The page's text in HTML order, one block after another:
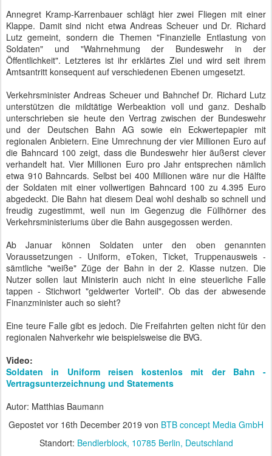
Annegret Kramp-Karrenbauer schlägt hier zwei Fliegen mit einer
Klappe. Damit sind nicht etwa Andreas Scheuer und Dr. Richard
Lutz gemeint, sondern die Themen "Finanzielle Entlastung von
Soldaten" und "Wahrnehmung der Bundeswehr in der
Öffentlichkeit". Letzteres ist ihr erklärtes Ziel und wird seit ihrem
Amtsantritt konsequent auf verschiedenen Ebenen umgesetzt.
Verkehrsminister Andreas Scheuer und Bahnchef Dr. Richard Lutz
unterstützen die mildtätige Werbeaktion voll und ganz. Deshalb
unterschrieben sie heute den Vertrag zwischen der Bundeswehr
und der Deutschen Bahn AG sowie ein Eckwertepapier mit
regionalen Anbietern. Eine Umrechnung der vier Millionen Euro auf
die Bahncard 100 zeigt, dass die Bundeswehr hier äußerst clever
verhandelt hat. Vier Millionen Euro pro Jahr entsprechen nämlich
etwa 910 Bahncards. Selbst bei 400 Millionen wäre nur die Hälfte
der Soldaten mit einer vollwertigen Bahncard 100 zu 4.395 Euro
abgedeckt. Die Bahn hat diesem Deal wohl deshalb so schnell und
freudig zugestimmt, weil nun im Gegenzug die Füllhörner des
Verkehrsministeriums über die Bahn ausgegossen werden.
Ab Januar können Soldaten unter den oben genannten
Voraussetzungen - Uniform, eToken, Ticket, Truppenausweis -
sämtliche "weiße" Züge der Bahn in der 2. Klasse nutzen. Die
Nutzer sollen laut Ministerin auch nicht in eine steuerliche Falle
tappen - Stichwort "geldwerter Vorteil". Ob das der abwesende
Finanzminister auch so sieht?
Eine teure Falle gibt es jedoch. Die Freifahrten gelten nicht für den
regionalen Nahverkehr wie beispielsweise die BVG.
Video:
Soldaten in Uniform reisen kostenlos mit der Bahn -
Vertragsunterzeichnung und Statements
Autor: Matthias Baumann
Gepostet vor 16th December 2019 von BTB concept Media GmbH
Standort: Bendlerblock, 10785 Berlin, Deutschland